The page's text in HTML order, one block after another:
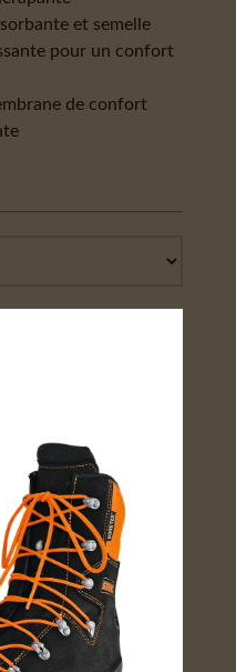
et semelle
pour un confort
de confort